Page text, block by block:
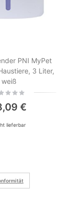
PNI MyPet
3 Liter,
weiß
€
lieferbar